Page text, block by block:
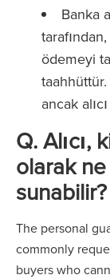
Banka
ödemeyi
ancak
Q.Alıcı,
olarak
sunabilir?
The personal
commonly
buyers who